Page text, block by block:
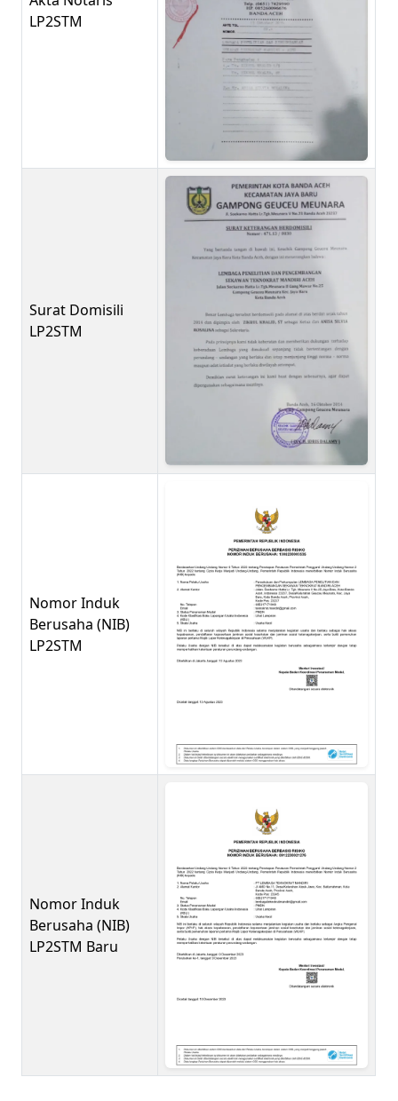
LP2STM
Surat Domisili
LP2STM
Nomor Induk
Berusaha (NIB)
LP2STM
Nomor Induk
Berusaha (NIB)
LP2STM Baru